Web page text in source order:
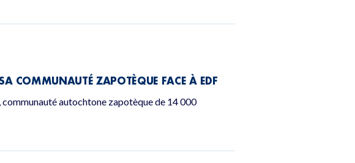
COMMUNAUTÉ ZAPOTÈQUE FACE À EDF
autochtone zapotèque de 14 000